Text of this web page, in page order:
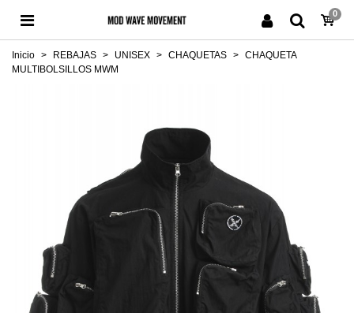
0
Inicio > REBAJAS > UNISEX > CHAQUETAS > CHAQUETA
MULTIBOLSILLOS MWM